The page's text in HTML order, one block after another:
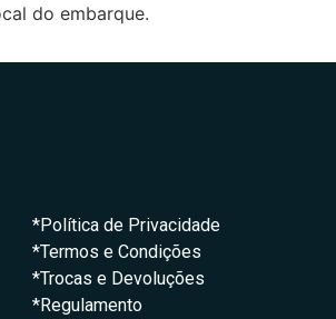
do embarque.
*Política de Privacidade
*Termos e Condições
*Trocas e Devoluções
*Regulamento